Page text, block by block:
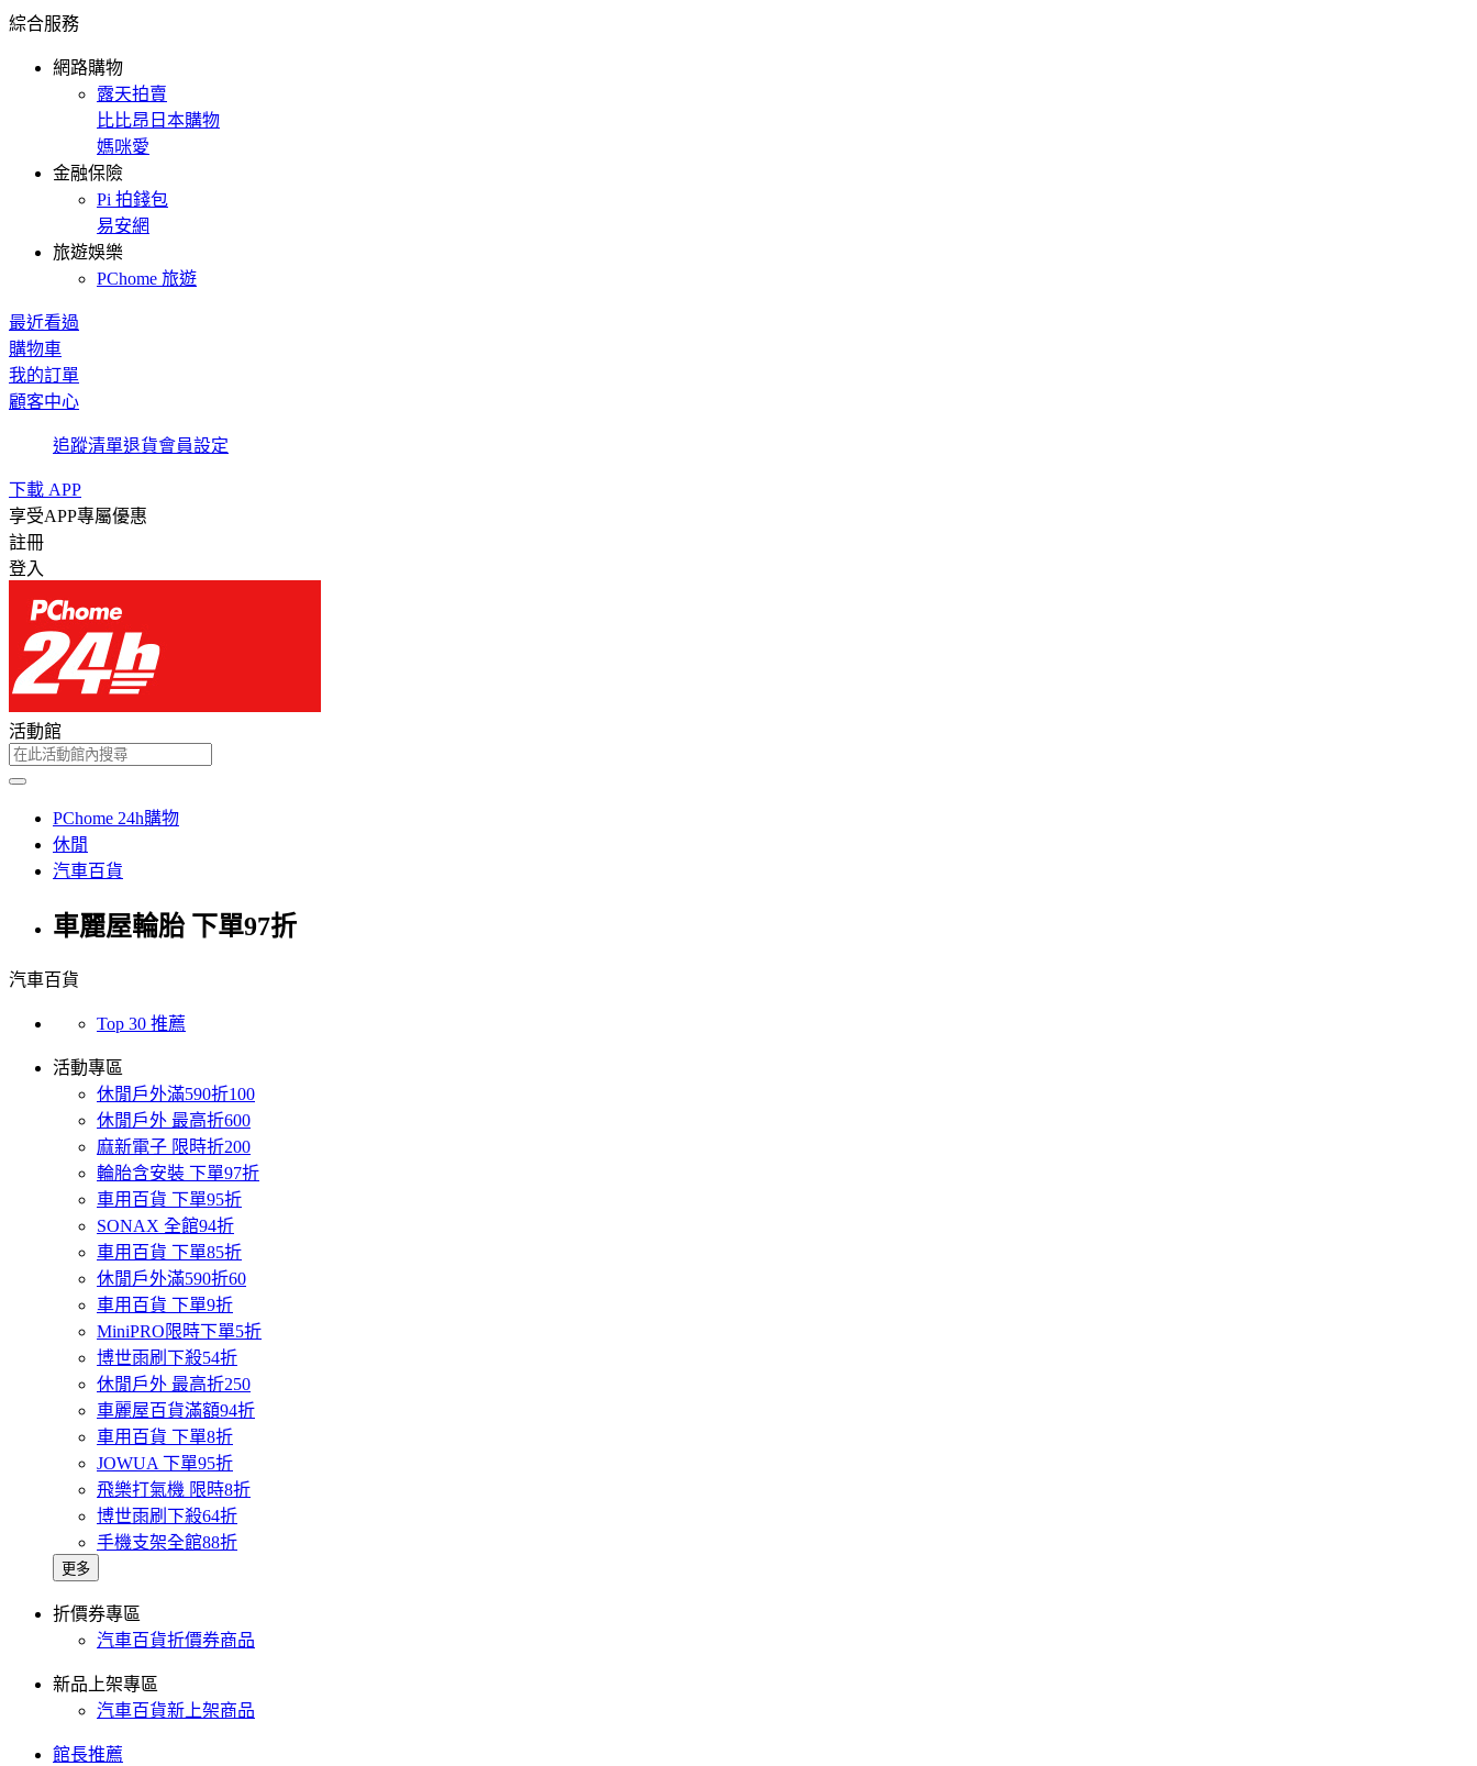
綜合服務
網路購物
露天拍賣
比比昂日本購物
媽咪愛
金融保險
Pi 拍錢包
易安網
旅遊娛樂
PChome 旅遊
最近看過
購物車
我的訂單
顧客中心
追蹤清單退貨會員設定
下載 APP
享受APP專屬優惠
註冊
登入
活動館
PChome 24h購物
休閒
汽車百貨
車麗屋輪胎 下單97折
汽車百貨
Top 30 推薦
活動專區
休閒戶外滿590折100
休閒戶外 最高折600
麻新電子 限時折200
輪胎含安裝 下單97折
車用百貨 下單95折
SONAX 全館94折
車用百貨 下單85折
休閒戶外滿590折60
車用百貨 下單9折
MiniPRO限時下單5折
博世雨刷下殺54折
休閒戶外 最高折250
車麗屋百貨滿額94折
車用百貨 下單8折
JOWUA 下單95折
飛樂打氣機 限時8折
博世雨刷下殺64折
手機支架全館88折
更多
折價券專區
汽車百貨折價券商品
新品上架專區
汽車百貨新上架商品
館長推薦